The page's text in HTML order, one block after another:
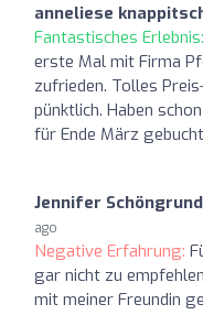
anneliese
Fantastisches Erlebnis:
erste Mal mit Firma
zufrieden. Tolles
pünktlich. Haben
für Ende März gebucht
Jennifer
ago
Negative Erfahrung:
gar nicht zu
mit meiner Freundin